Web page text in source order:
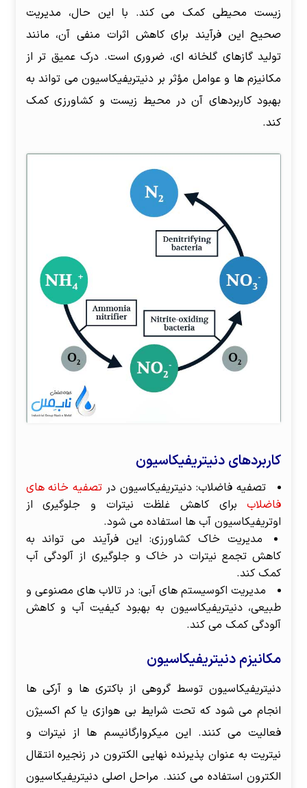
زیست محیطی کمک می کند. با این حال، مدیریت
صحیح این فرآیند برای کاهش اثرات منفی آن، مانند
تولید گازهای گلخانه ای، ضروری است. درک عمیق تر از
مکانیزم ها و عوامل مؤثر بر دنیتریفیکاسیون می تواند به
بهبود کاربردهای آن در محیط زیست و کشاورزی کمک
کند.
کاربردهای دنیتریفیکاسیون
تصفیه فاضلاب: دنیتریفیکاسیون در تصفیه خانه های
فاضلاب برای کاهش غلظت نیترات و جلوگیری از
اوتریفیکاسیون آب ها استفاده می شود.
مدیریت خاک کشاورزی: این فرآیند می تواند به
کاهش تجمع نیترات در خاک و جلوگیری از آلودگی آب
کمک کند.
مدیریت اکوسیستم های آبی: در تالاب های مصنوعی و
طبیعی، دنیتریفیکاسیون به بهبود کیفیت آب و کاهش
آلودگی کمک می کند.
مکانیزم دنیتریفیکاسیون
دنیتریفیکاسیون توسط گروهی از باکتری ها و آرکی ها
انجام می شود که تحت شرایط بی هوازی یا کم اکسیژن
فعالیت می کنند. این میکروارگانیسم ها از نیترات و
نیتریت به عنوان پذیرنده نهایی الکترون در زنجیره انتقال
الکترون استفاده می کنند. مراحل اصلی دنیتریفیکاسیون